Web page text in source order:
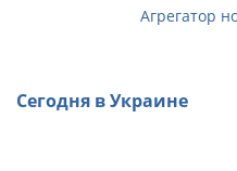
Агрегатор
Сегодня в Украине